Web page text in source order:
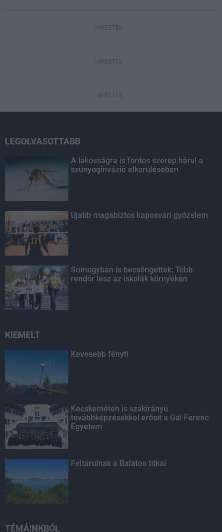
HIRDETÉS
HÍRDETÉS
HÍRDETÉS
LEGOLVASOTTABB
A lakosságra is fontos szerep hárul a
szúnyoginvázió elkerülésében
Újabb magabiztos kaposvári győzelem
Somogyban is becsöngettek: Több
rendőr lesz az iskolák környékén
KIEMELT
Kevesebb fényt!
Kecskeméten is szakirányú
továbbképzésekkel erősít a Gál Ferenc
Egyetem
Feltárulnak a Balaton titkai
TÉMÁINKBÓL